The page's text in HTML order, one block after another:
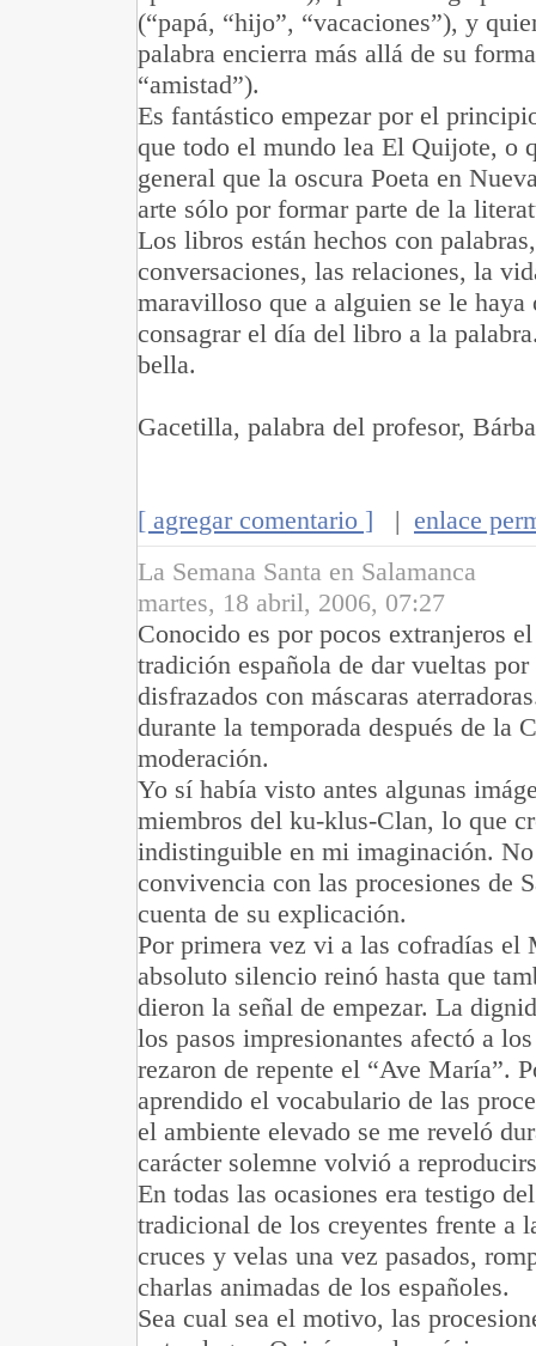
(“papá, “hijo”, “vacaciones”), y
palabra encierra más allá de su
“amistad”).
Es fantástico empezar por el
que todo el mundo lea El Quijote, o
general que la oscura Poeta en
arte sólo por formar parte de la
Los libros están hechos con
conversaciones, las relaciones, la
maravilloso que a alguien se le
consagrar el día del libro a la
bella.
Gacetilla, palabra del profesor,
[ agregar comentario ] | enlace
La Semana Santa en Salamanca
martes, 18 abril, 2006, 07:27
Conocido es por pocos extranjeros
tradición española de dar vueltas
disfrazados con máscaras
durante la temporada después de la
moderación.
Yo sí había visto antes algunas
miembros del ku-klus-Clan, lo que
indistinguible en mi imaginación.
convivencia con las procesiones de
cuenta de su explicación.
Por primera vez vi a las cofradías el
absoluto silencio reinó hasta que
dieron la señal de empezar. La
los pasos impresionantes afectó a
rezaron de repente el “Ave María”.
aprendido el vocabulario de las
el ambiente elevado se me reveló
carácter solemne volvió a
En todas las ocasiones era testigo
tradicional de los creyentes frente a
cruces y velas una vez pasados,
charlas animadas de los españoles.
Sea cual sea el motivo, las